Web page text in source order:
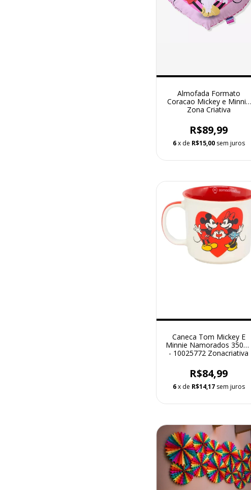
Almofada Formato
Coracao Mickey e Minnie
Zona Criativa
R$89,99
6x de R$15,00 sem juros
Caneca Tom Mickey E
Minnie Namorados 350Ml
- 10025772 Zonacriativa
R$84,99
6x de R$14,17 sem juros